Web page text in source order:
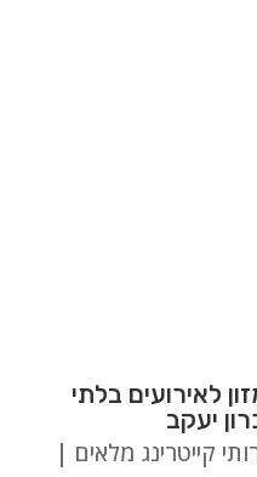
מזון לאירועים בלתי
יעקב
קייטרינג מלאים |